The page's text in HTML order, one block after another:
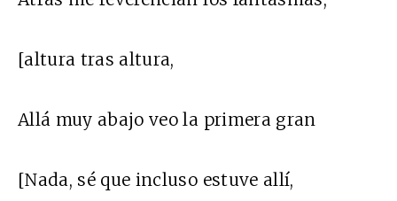
[altura tras altura,
Allá muy abajo veo la primera gran
[Nada, sé que incluso estuve allí,